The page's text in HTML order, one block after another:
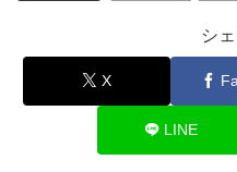
シ
X
LINE